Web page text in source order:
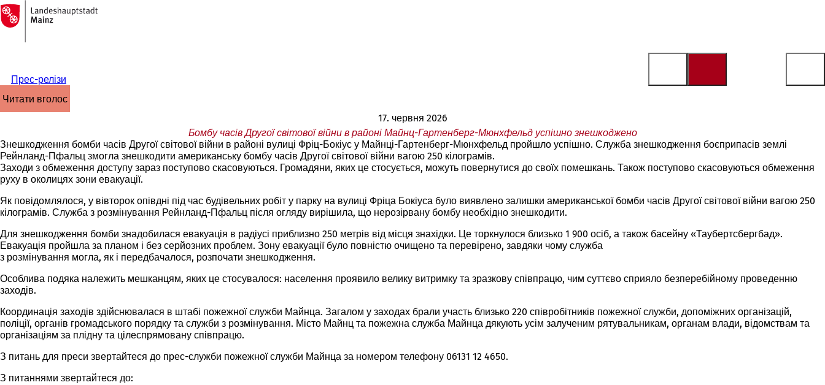
Перейти до змісту
На
головну
сторінку
Прес-релізи
читати вголос
17. червня 2026
Бомбу часів Другої світової війни в районі Майнц-Гартенберг-Мюнхфельд успішно знешкоджено
Знешкодження бомби часів Другої світової війни в районі вулиці Фріц-Бокіус у Майнці-Гартенберг-Мюнхфельд пройшло успішно. Служба знешкодження боєприпасів землі
Рейнланд-Пфальц змогла знешкодити американську бомбу часів Другої світової війни вагою 250 кілограмів.
Заходи з обмеження доступу зараз поступово скасовуються. Громадяни, яких це стосується, можуть повернутися до своїх помешкань. Також поступово скасовуються обмеження
руху в околицях зони евакуації.
Як повідомлялося, у вівторок опівдні під час будівельних робіт у парку на вулиці Фріца Бокіуса було виявлено залишки американської бомби часів Другої світової війни вагою 250
кілограмів. Служба з розмінування Рейнланд-Пфальц після огляду вирішила, що нерозірвану бомбу необхідно знешкодити.
Для знешкодження бомби знадобилася евакуація в радіусі приблизно 250 метрів від місця знахідки. Це торкнулося близько 1 900 осіб, а також басейну «Таубертсбергбад».
Евакуація пройшла за планом і без серйозних проблем. Зону евакуації було повністю очищено та перевірено, завдяки чому служба
з розмінування могла, як і передбачалося, розпочати знешкодження.
Особлива подяка належить мешканцям, яких це стосувалося: населення проявило велику витримку та зразкову співпрацю, чим суттєво сприяло безперебійному проведенню
заходів.
Координація заходів здійснювалася в штабі пожежної служби Майнца. Загалом у заходах брали участь близько 220 співробітників пожежної служби, допоміжних організацій,
поліції, органів громадського порядку та служби з розмінування. Місто Майнц та пожежна служба Майнца дякують усім залученим рятувальникам, органам влади, відомствам та
організаціям за плідну та цілеспрямовану співпрацю.
З питань для преси звертайтеся до прес-служби пожежної служби Майнца за номером телефону 06131 12 4650.
З питаннями звертайтеся до: